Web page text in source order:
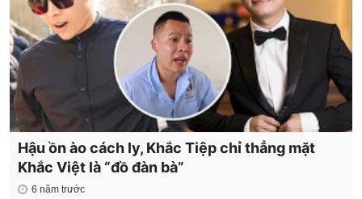
Hậu ồn ào cách ly, Khắc Tiệp chỉ thẳng mặt
Khắc Việt là “đồ đàn bà”
6 năm trước